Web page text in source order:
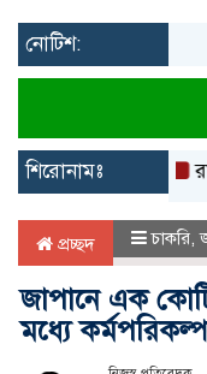
নোটিশ:
শিরোনামঃ
প্রচ্ছদ চাকরি,
জাপানে এক
মধ্যে